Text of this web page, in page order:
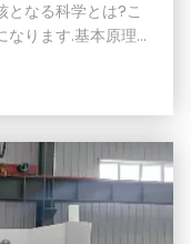
となる科学とは?こ
ります.基本原理は,
質に分散した硬い
す磨き過程で,この
よって形成された複